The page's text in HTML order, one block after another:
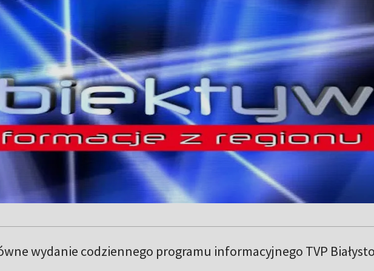
wydanie codziennego programu informacyjnego TVP